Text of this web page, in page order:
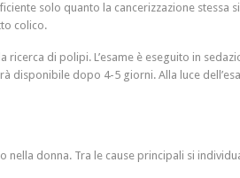
solo quanto la cancerizzazione stessa
colico.
di polipi. L’esame è eseguito in
dopo 4-5 giorni. Alla luce
nella donna. Tra le cause principali si